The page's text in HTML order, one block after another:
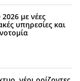
με νέες
υπηρεσίες και